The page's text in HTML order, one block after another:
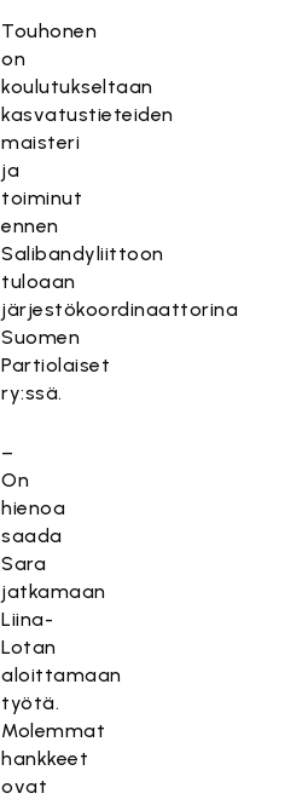
Touhonen
on
koulutukseltaan
kasvatustieteiden
maisteri
ja
toiminut
ennen
Salibandyliittoon
tuloaan
järjestökoordinaattorina
Suomen
Partiolaiset
ry:ssä.
–
On
hienoa
saada
Sara
jatkamaan
Liina-
Lotan
aloittamaan
työtä.
Molemmat
hankkeet
ovat